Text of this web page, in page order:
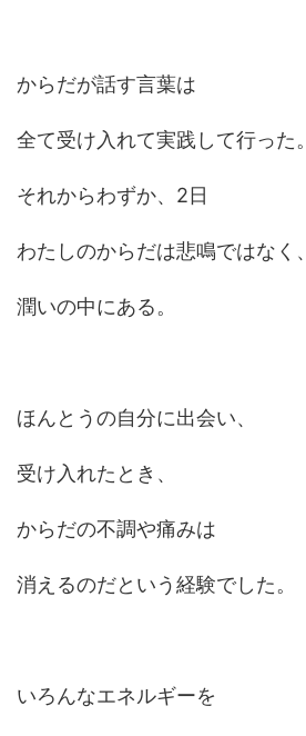
からだが話す言葉は
全て受け入れて実践して行った。
それからわずか、2日
わたしのからだは悲鳴ではなく、
潤いの中にある。
ほんとうの自分に出会い、
受け入れたとき、
からだの不調や痛みは
消えるのだという経験でした。
いろんなエネルギーを